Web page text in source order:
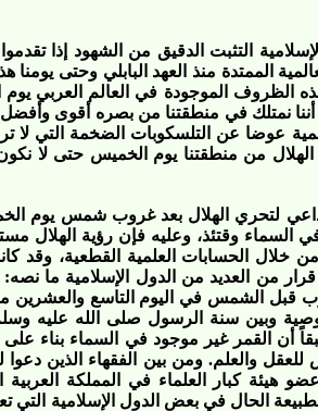
التثبت الدقيق من الشهود إذا
الممتدة منذ العهد البابلي وحتى يومنا
الظروف الموجودة في العالم العربي
أننا نمتلك في منطقتنا من بصره أقوى
عوضا عن التلسكوبات الضخمة التي لا
من منطقتنا يوم الخميس حتى لا
لا داعي لتحري الهلال بعد غروب شمس يوم
السماء وقتئذ، وعليه فإن رؤية الهلال
خلال الحسابات العلمية القطعية، وقد
من العديد من الدول الإسلامية ما
قبل الشمس في اليوم التاسع والعشرين
وبين سنة الرسول صلى الله عليه
أن القمر غير موجود في السماء بناء
والعلم. ومن بين الفقهاء الذين دعوا
هيئة كبار العلماء في المملكة العربية
الحال في بعض الدول الإسلامية التي